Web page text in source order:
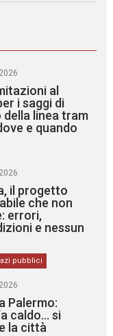
al
i saggi di
linea tram
e quando
il progetto
che non
errori,
e nessun
pubblici
Palermo:
caldo… si
la città